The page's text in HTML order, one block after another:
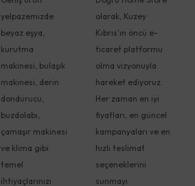
yelpazemizde
beyaz eşya,
kurutma
makinesi, bulaşık
makinesi, derin
dondurucu,
buzdolabı,
çamaşır makinesi
ve klima gibi
temel
ihtiyaçlarınızı
olarak, Kuzey
Kıbrıs'ın öncü e-
ticaret platformu
olma vizyonuyla
hareket ediyoruz.
Her zaman en iyi
fiyatları, en güncel
kampanyaları ve en
hızlı teslimat
seçeneklerini
sunmayı